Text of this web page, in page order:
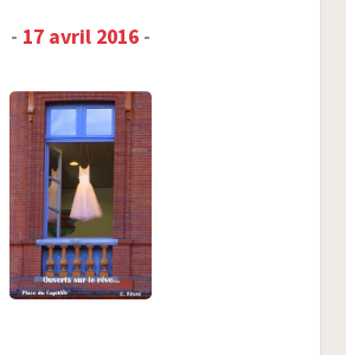
- 17 avril 2016 -